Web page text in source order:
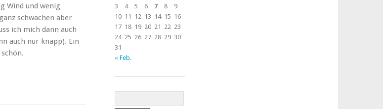
Wind und wenig
schwachen aber
ich mich dann auch
auch nur knapp). Ein
3
4 5 6 7 8
9
10 11 12 13 14 15 16
17 18 19 20 21 22 23
24 25 26 27 28 29 30
31
« Feb.